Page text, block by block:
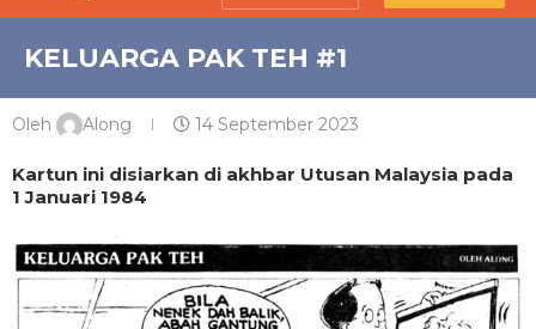
KELUARGA PAK TEH #1
Oleh Along 14 September 2023
Kartun ini disiarkan di akhbar Utusan Malaysia pada
1 Januari 1984